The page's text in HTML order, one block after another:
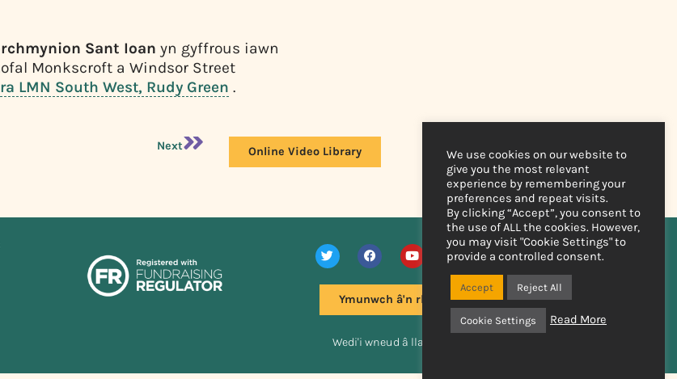
Sant Ioan yn gyffrous iawn
Monkscroft a Windsor Street
LMN South West, Rudy Green .
Next Online Video Library
Ymunwch â'n rhestr bostio
Wedi'i wneud â llaw gan
We use cookies on our website to
give you the most relevant
experience by remembering your
preferences and repeat visits.
By clicking “Accept”, you consent to
the use of ALL the cookies. However,
you may visit "Cookie Settings" to
provide a controlled consent.
Accept Reject All
Cookie Settings Read More